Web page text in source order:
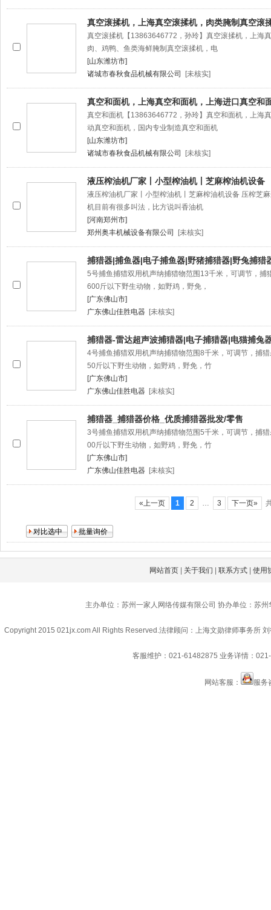
真空滚揉机，上海真空滚揉机，肉类腌制真空滚
真空滚揉机【13863646772，孙玲】真空滚揉机，上海
肉、鸡鸭、鱼类海鲜腌制真空滚揉机，电
[山东潍坊市]
诸城市春秋食品机械有限公司
[未核实]
真空和面机，上海真空和面机，上海进口真空和
真空和面机【13863646772，孙玲】真空和面机，上海
动真空和面机，国内专业制造真空和面机
[山东潍坊市]
诸城市春秋食品机械有限公司
[未核实]
液压榨油机厂家丨小型榨油机丨芝麻榨油机设备
液压榨油机厂家丨小型榨油机丨芝麻榨油机设备 压榨芝
机目前有很多叫法，比方说叫香油机
[河南郑州市]
郑州奥丰机械设备有限公司
[未核实]
捕猎器|捕鱼器|电子捕鱼器|野猪捕猎器|野兔捕猎
5号捕鱼捕猎双用机声纳捕猎物范围13千米，可调节，
600斤以下野生动物，如野鸡，野免，
[广东佛山市]
广东佛山佳胜电器 [未核实]
捕猎器-雷达超声波捕猎器|电子捕猎器|电猫捕兔
4号捕鱼捕猎双用机声纳捕猎物范围8千米，可调节，捕
50斤以下野生动物，如野鸡，野免，竹
[广东佛山市]
广东佛山佳胜电器 [未核实]
捕猎器_捕猎器价格_优质捕猎器批发/零售
3号捕鱼捕猎双用机声纳捕猎物范围5千米，可调节，捕
00斤以下野生动物，如野鸡，野免，竹
[广东佛山市]
广东佛山佳胜电器 [未核实]
«上一页 1 2 … 3 下一页»
网站首页 关于我们 |联系方式 |使用
主办单位：苏州一家人网络传媒有限公司 协办单位：苏
Copyright 2015 021jx.com All Rights Reserved.法律顾问：上海文勋律师事务所
客服维护：021-61482875 业务详情：
网站客服： 服务